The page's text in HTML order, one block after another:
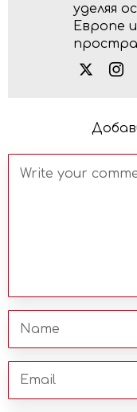
уделяя
Европе